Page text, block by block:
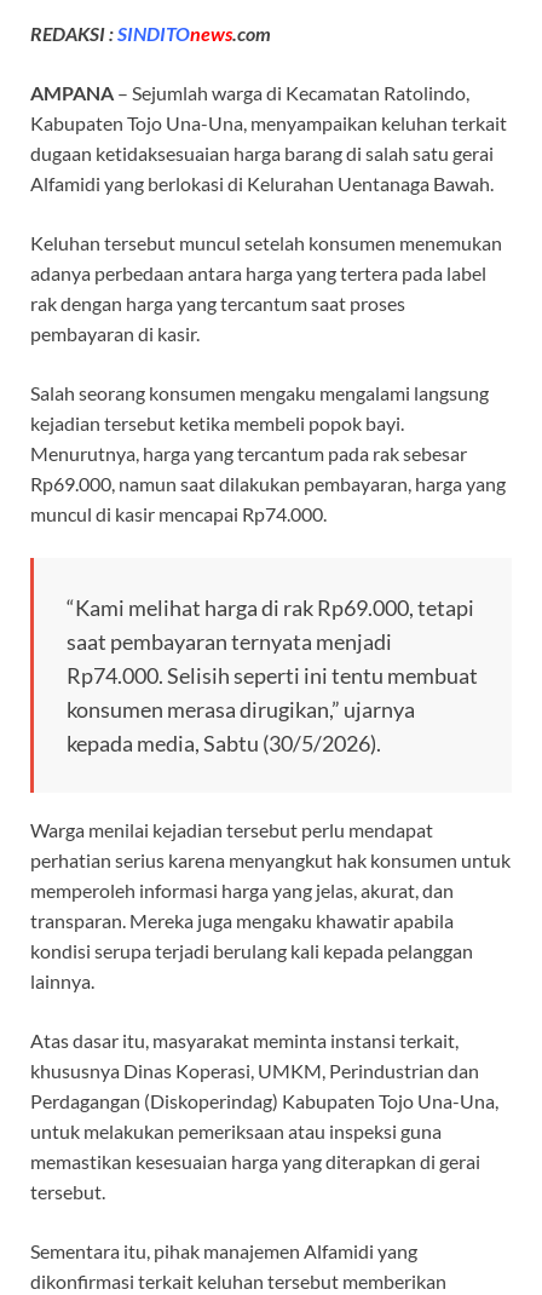
e
b
o
o
k
at
s
A
p
p
e
gr
a
m
ail e
a
ds
REDAKSI :SINDITOnews.com
AMPANA – Sejumlah warga di Kecamatan Ratolindo,
Kabupaten Tojo Una-Una, menyampaikan keluhan terkait
dugaan ketidaksesuaian harga barang di salah satu gerai
Alfamidi yang berlokasi di Kelurahan Uentanaga Bawah.
Keluhan tersebut muncul setelah konsumen menemukan
adanya perbedaan antara harga yang tertera pada label
rak dengan harga yang tercantum saat proses
pembayaran di kasir.
Salah seorang konsumen mengaku mengalami langsung
kejadian tersebut ketika membeli popok bayi.
Menurutnya, harga yang tercantum pada rak sebesar
Rp69.000, namun saat dilakukan pembayaran, harga yang
muncul di kasir mencapai Rp74.000.
“Kami melihat harga di rak Rp69.000, tetapi
saat pembayaran ternyata menjadi
Rp74.000. Selisih seperti ini tentu membuat
konsumen merasa dirugikan,” ujarnya
kepada media, Sabtu (30/5/2026).
Warga menilai kejadian tersebut perlu mendapat
perhatian serius karena menyangkut hak konsumen untuk
memperoleh informasi harga yang jelas, akurat, dan
transparan. Mereka juga mengaku khawatir apabila
kondisi serupa terjadi berulang kali kepada pelanggan
lainnya.
Atas dasar itu, masyarakat meminta instansi terkait,
khususnya Dinas Koperasi, UMKM, Perindustrian dan
Perdagangan (Diskoperindag) Kabupaten Tojo Una-Una,
untuk melakukan pemeriksaan atau inspeksi guna
memastikan kesesuaian harga yang diterapkan di gerai
tersebut.
Sementara itu, pihak manajemen Alfamidi yang
dikonfirmasi terkait keluhan tersebut memberikan